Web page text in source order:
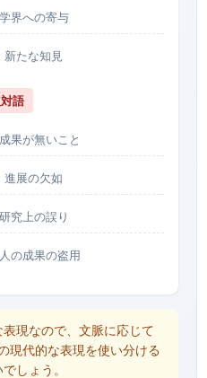
界への寄与
新たな知見
語
果が無いこと
進展の欠如
究上の誤り
の成果の盗用
表現なので、文脈に応じて
現代的な表現を使い分ける
しょう。